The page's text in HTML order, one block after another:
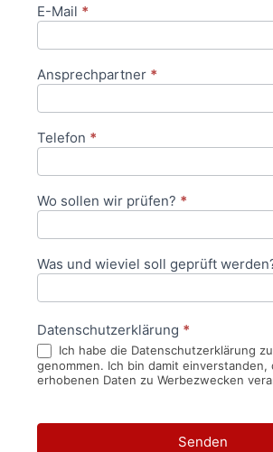
E-Mail *
Ansprechpartner *
Telefon *
Wo sollen wir prüfen? *
Was und wieviel soll geprüft
Datenschutzerklärung *
Ich habe die Datenschutzerklärung
genommen. Ich bin damit einverstanden,
erhobenen Daten zu Werbezwecken
Senden